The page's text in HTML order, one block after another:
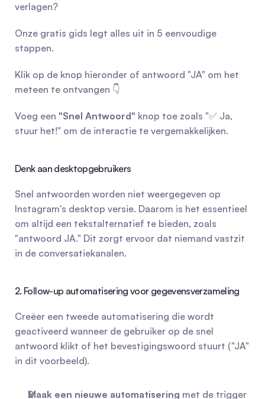
verlagen?
Onze gratis gids legt alles uit in 5 eenvoudige
stappen.
Klik op de knop hieronder of antwoord "JA" om het
meteen te ontvangen 👇
Voeg een "Snel Antwoord" knop toe zoals "✅ Ja,
stuur het!" om de interactie te vergemakkelijken.
Denk aan desktopgebruikers
Snel antwoorden worden niet weergegeven op
Instagram's desktop versie. Daarom is het essentieel
om altijd een tekstalternatief te bieden, zoals
"antwoord JA." Dit zorgt ervoor dat niemand vastzit
in de conversatiekanalen.
2. Follow-up automatisering voor gegevensverzameling
Creëer een tweede automatisering die wordt
geactiveerd wanneer de gebruiker op de snel
antwoord klikt of het bevestigingswoord stuurt ("JA"
in dit voorbeeld).
Maak een nieuwe automatisering met de trigger